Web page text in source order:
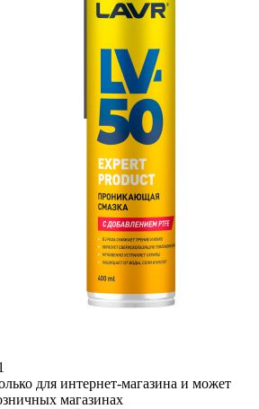
для интернет-магазина и может
магазинах